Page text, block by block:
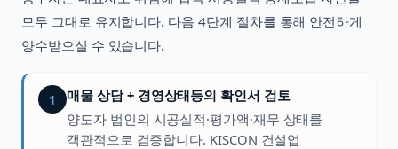
모두 그대로 유지합니다. 다음 4단계 절차를 통해 안전하게
양수받으실 수 있습니다.
1
매물 상담 + 경영상태등의 확인서 검토
양도자 법인의 시공실적·평가액·재무 상태를
객관적으로 검증합니다. KISCON 건설업